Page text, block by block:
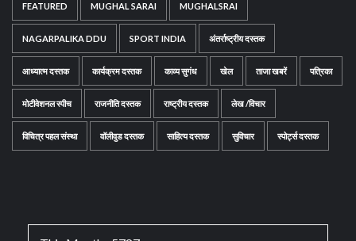
FEATURED MUGHAL SARAI MUGHALSRAI
NAGARPALIKA DDU SPORT INDIA अंतर्राष्ट्रीय दस्तक
आध्यात्म दस्तक कार्यक्रम दस्तक काव्य सुगंध खेल ताजा खबरें पत्रिका
मोटीवेशनल स्पीच राजनीति दस्तक राष्ट्रीय दस्तक लेख /विचार
विचित्र पहल संस्था वॉलीवुड दस्तक साहित्य दस्तक सुविचार स्पोर्ट्स दस्तक